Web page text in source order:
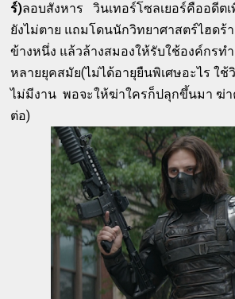
ร์)ลอบสังหาร วินเทอร์โซลเยอร์คืออดีต
ยังไม่ตาย แถมโดนนักวิทยาศาสตร์ไฮดร้
ข้างหนึ่ง แล้วล้างสมองให้รับใช้องค์กรท
หลายยุคสมัย(ไม่ได้อายุยืนพิเศษอะไร ใ
ไม่มีงาน พอจะให้ฆ่าใครก็ปลุกขึ้นมา ฆ่า
ต่อ)